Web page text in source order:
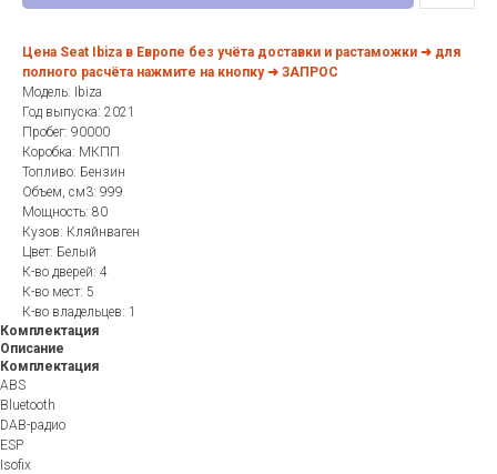
Цена Seat Ibiza в Европе без учёта доставки и растаможки ➜ для
полного расчёта нажмите на кнопку ➜ ЗАПРОС
Модель: Ibiza
Год выпуска: 2021
Пробег: 90000
Коробка: МКПП
Топливо: Бензин
Объем, см3: 999
Мощность: 80
Кузов: Кляйнваген
Цвет: Белый
К-во дверей: 4
К-во мест: 5
К-во владельцев: 1
Комплектация
Описание
Комплектация
ABS
Bluetooth
DAB-радио
ESP
Isofix